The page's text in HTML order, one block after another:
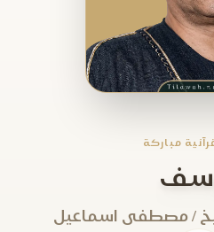
مباركة
/ مصطفى اسماعيل